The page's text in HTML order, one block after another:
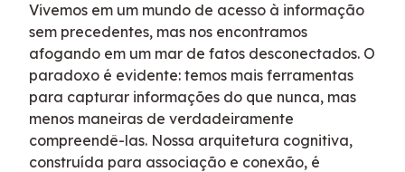
Vivemos em um mundo de acesso à informação
sem precedentes, mas nos encontramos
afogando em um mar de fatos desconectados. O
paradoxo é evidente: temos mais ferramentas
para capturar informações do que nunca, mas
menos maneiras de verdadeiramente
compreendê-las. Nossa arquitetura cognitiva,
construída para associação e conexão, é